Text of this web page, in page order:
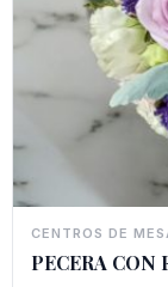
CENTROS DE
PECERA CON